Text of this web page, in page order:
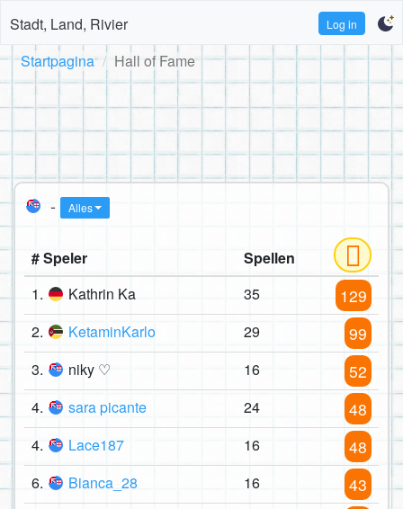
Stadt, Land, Rivier Log in
Startpagina Hall of Fame
- Alles
# Speler
Spellen
1.
Kathrin Ka 35 129
2. KetaminKarlo 29 99
3. niky ♡ 16 52
4. sara picante 24 48
4. Lace187 16 48
6. Bianca_28 16 43